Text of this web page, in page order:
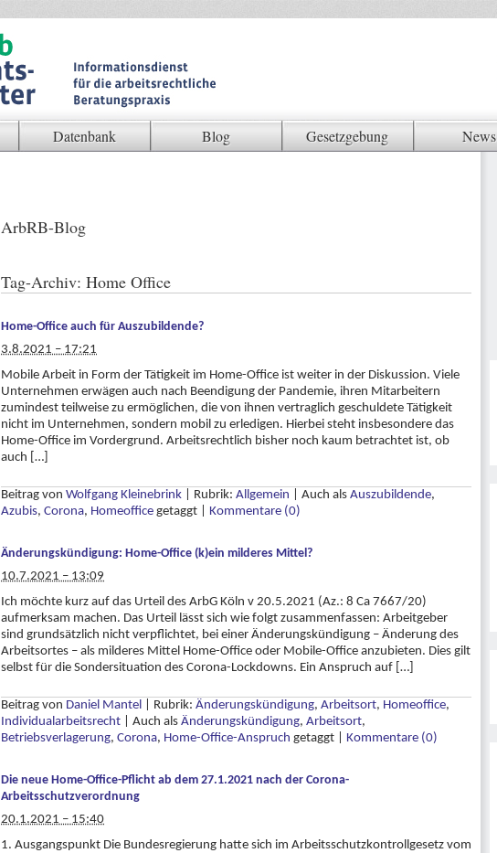
Datenbank Blog Gesetzgebung News
ArbRB-Blog
Tag-Archiv: Home Office
Home-Office auch für Auszubildende?
3.8.2021 – 17:21
Mobile Arbeit in Form der Tätigkeit im Home-Office ist weiter in der Diskussion. Viele
Unternehmen erwägen auch nach Beendigung der Pandemie, ihren Mitarbeitern
zumindest teilweise zu ermöglichen, die von ihnen vertraglich geschuldete Tätigkeit
nicht im Unternehmen, sondern mobil zu erledigen. Hierbei steht insbesondere das
Home-Office im Vordergrund. Arbeitsrechtlich bisher noch kaum betrachtet ist, ob
auch […]
Beitrag von Wolfgang Kleinebrink Rubrik: Allgemein Auch als Auszubildende,
Azubis, Corona, Homeoffice getaggt Kommentare (0)
Änderungskündigung: Home-Office (k)ein milderes Mittel?
10.7.2021 – 13:09
Ich möchte kurz auf das Urteil des ArbG Köln v 20.5.2021 (Az.: 8 Ca 7667/20)
aufmerksam machen. Das Urteil lässt sich wie folgt zusammenfassen: Arbeitgeber
sind grundsätzlich nicht verpflichtet, bei einer Änderungskündigung – Änderung des
Arbeitsortes – als milderes Mittel Home-Office oder Mobile-Office anzubieten. Dies gilt
selbst für die Sondersituation des Corona-Lockdowns. Ein Anspruch auf […]
Beitrag von Daniel Mantel Rubrik: Änderungskündigung, Arbeitsort, Homeoffice,
Individualarbeitsrecht
Auch als Änderungskündigung, Arbeitsort,
Betriebsverlagerung, Corona, Home-Office-Anspruch getaggt Kommentare (0)
Die neue Home-Office-Pflicht ab dem 27.1.2021 nach der Corona-
Arbeitsschutzverordnung
20.1.2021 – 15:40
1. Ausgangspunkt Die Bundesregierung hatte sich im Arbeitsschutzkontrollgesetz vom